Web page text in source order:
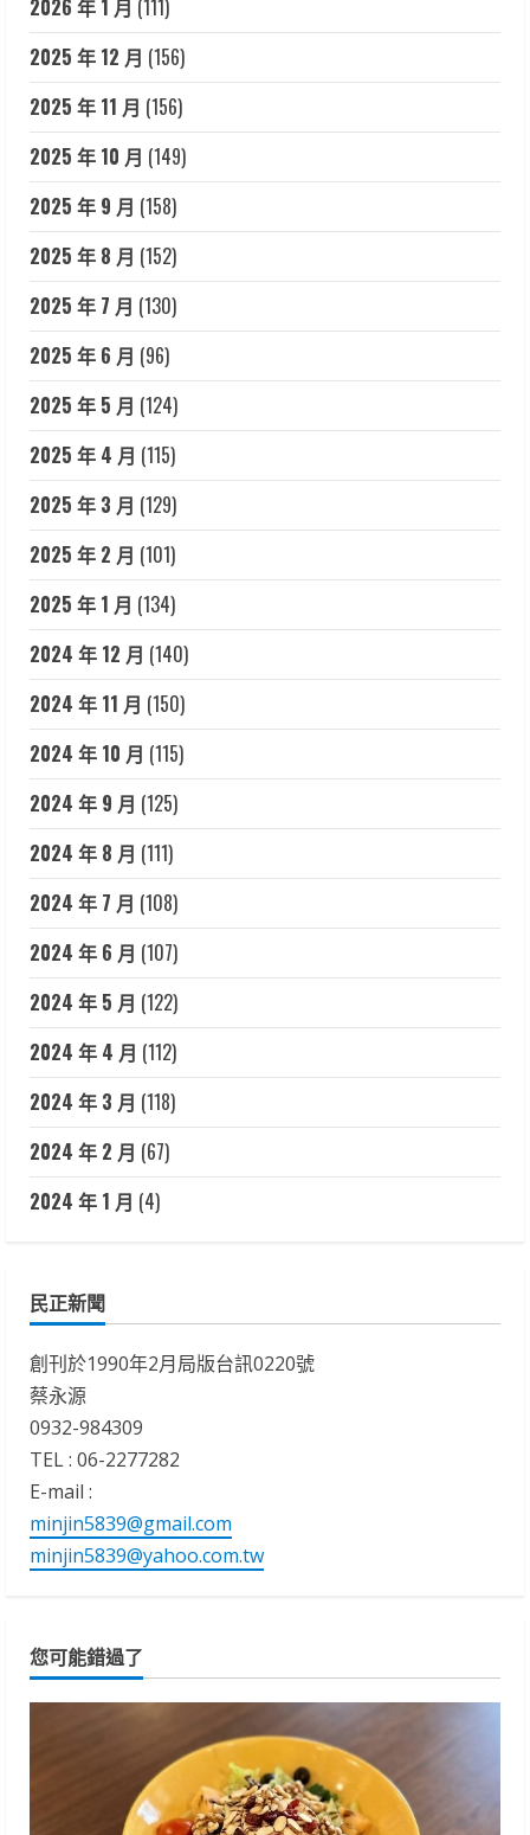
2026 年 1 月 (111)
2025 年 12 月 (156)
2025 年 11 月 (156)
2025 年 10 月 (149)
2025 年 9 月 (158)
2025 年 8 月 (152)
2025 年 7 月 (130)
2025 年 6 月 (96)
2025 年 5 月 (124)
2025 年 4 月 (115)
2025 年 3 月 (129)
2025 年 2 月 (101)
2025 年 1 月 (134)
2024 年 12 月 (140)
2024 年 11 月 (150)
2024 年 10 月 (115)
2024 年 9 月 (125)
2024 年 8 月 (111)
2024 年 7 月 (108)
2024 年 6 月 (107)
2024 年 5 月 (122)
2024 年 4 月 (112)
2024 年 3 月 (118)
2024 年 2 月 (67)
2024 年 1 月 (4)
民正新聞
創刊於1990年2月局版台訊0220號
蔡永源
0932-984309
TEL : 06-2277282
E-mail :
minjin5839@gmail.com
minjin5839@yahoo.com.tw
您可能錯過了